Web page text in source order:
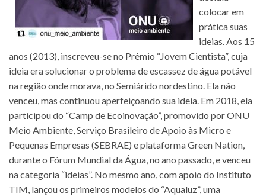
colocar em
prática suas
ideias. Aos 15
anos (2013), inscreveu-se no Prêmio “Jovem Cientista”, cuja
ideia era solucionar o problema de escassez de água potável
na região onde morava, no Semiárido nordestino. Ela não
venceu, mas continuou aperfeiçoando sua ideia. Em 2018, ela
participou do “Camp de Ecoinovação”, promovido por ONU
Meio Ambiente, Serviço Brasileiro de Apoio às Micro e
Pequenas Empresas (SEBRAE) e plataforma Green Nation,
durante o Fórum Mundial da Água, no ano passado, e venceu
na categoria “ideias”. No mesmo ano, com apoio do Instituto
TIM, lançou os primeiros modelos do “Aqualuz”, uma